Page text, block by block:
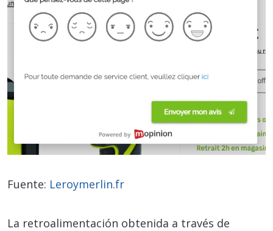
Fuente: Leroymerlin.fr
La retroalimentación obtenida a través de